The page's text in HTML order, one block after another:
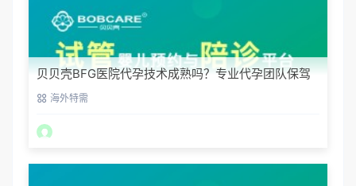
贝贝壳BFG医院代孕技术成熟吗？专业代孕团队保驾
护航海外特需